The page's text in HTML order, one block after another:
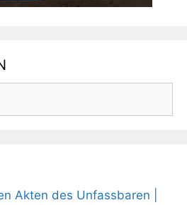
Akten des Unfassbaren |